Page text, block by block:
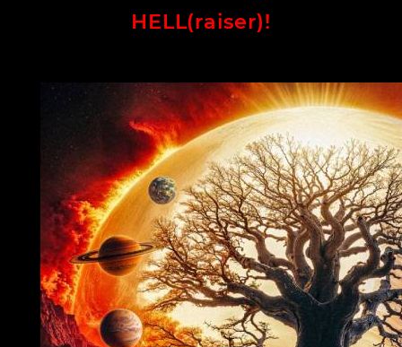
HELL(raiser)!